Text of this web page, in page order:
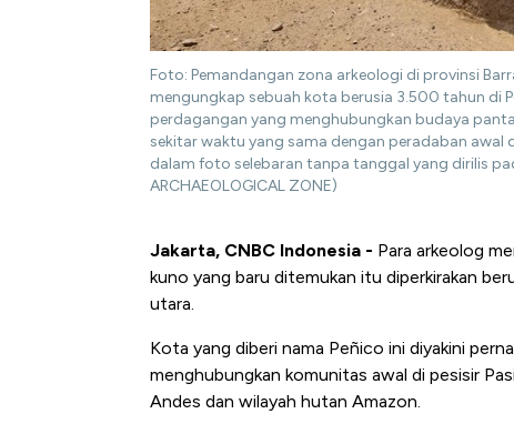
Foto: Pemandangan zona arkeologi di provinsi
mengungkap sebuah kota berusia 3.500 tahun di
perdagangan yang menghubungkan budaya
sekitar waktu yang sama dengan peradaban awal
dalam foto selebaran tanpa tanggal yang dirilis
ARCHAEOLOGICAL ZONE)
Jakarta, CNBC Indonesia - Para arkeolog
kuno yang baru ditemukan itu diperkirakan
utara.
Kota yang diberi nama Peñico ini diyakini
menghubungkan komunitas awal di pesisir
Andes dan wilayah hutan Amazon.